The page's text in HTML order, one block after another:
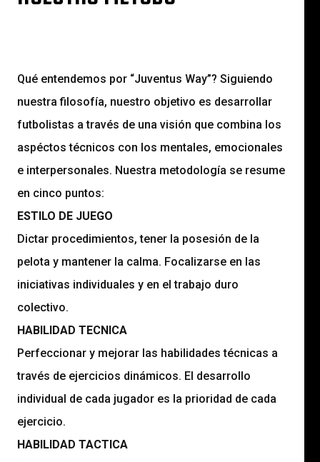
Qué entendemos por “Juventus Way”? Siguiendo
nuestra filosofía, nuestro objetivo es desarrollar
futbolistas a través de una visión que combina los
aspéctos técnicos con los mentales, emocionales
e interpersonales. Nuestra metodología se resume
en cinco puntos:
ESTILO DE JUEGO
Dictar procedimientos, tener la posesión de la
pelota y mantener la calma. Focalizarse en las
iniciativas individuales y en el trabajo duro
colectivo.
HABILIDAD TECNICA
Perfeccionar y mejorar las habilidades técnicas a
través de ejercicios dinámicos. El desarrollo
individual de cada jugador es la prioridad de cada
ejercicio.
HABILIDAD TACTICA